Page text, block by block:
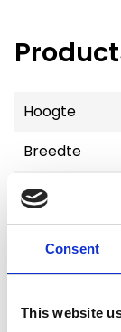
Consent
This website
Hoogte
Breedte
Diepte
Gewicht
Voorraad
Artikelcode